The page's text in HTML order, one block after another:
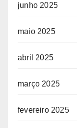
junho 2025
maio 2025
abril 2025
março 2025
fevereiro 2025